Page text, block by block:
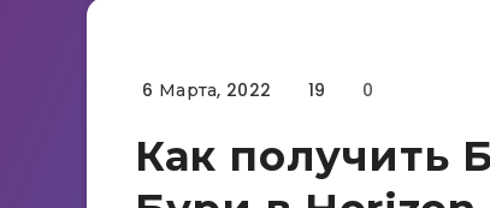
Гайды
6 Марта, 2022 19 0
Как получить